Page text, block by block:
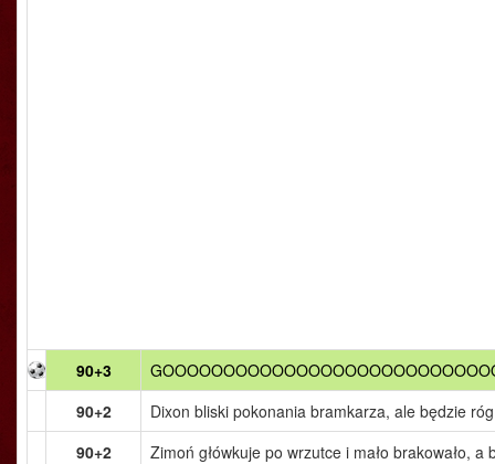
90+3
90+2
Dixon bliski pokonania bramkarza, ale będzie
90+2
Zimoń główkuje po wrzutce i mało brakowało, a